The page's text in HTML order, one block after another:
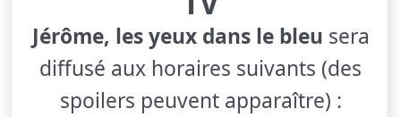
Jérôme, les yeux dans le bleu sera
diffusé aux horaires suivants (des
spoilers peuvent apparaître) :